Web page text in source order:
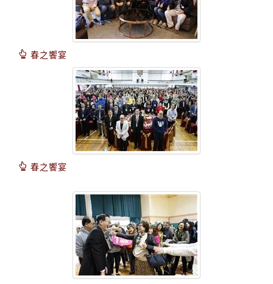
春之饗宴
春之饗宴